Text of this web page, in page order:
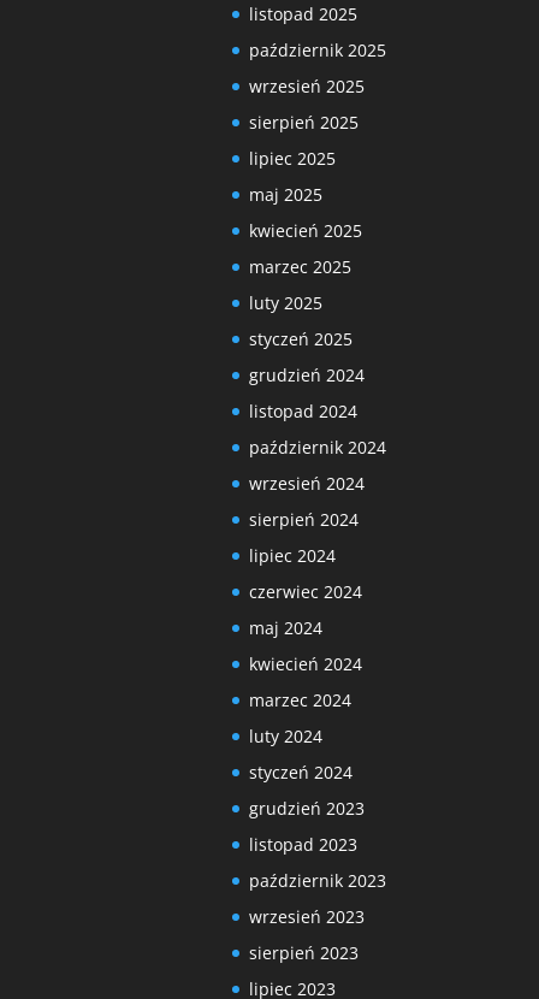
listopad 2025
październik 2025
wrzesień 2025
sierpień 2025
lipiec 2025
maj 2025
kwiecień 2025
marzec 2025
luty 2025
styczeń 2025
grudzień 2024
listopad 2024
październik 2024
wrzesień 2024
sierpień 2024
lipiec 2024
czerwiec 2024
maj 2024
kwiecień 2024
marzec 2024
luty 2024
styczeń 2024
grudzień 2023
listopad 2023
październik 2023
wrzesień 2023
sierpień 2023
lipiec 2023